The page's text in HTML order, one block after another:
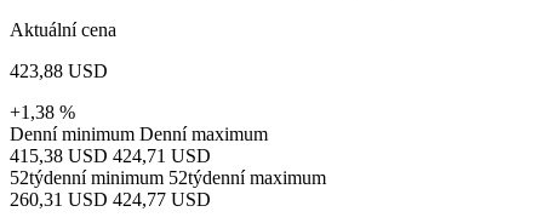
Aktuální cena
423,88 USD
+1,38 %
Denní minimum Denní maximum
415,38 USD 424,71 USD
52týdenní minimum 52týdenní maximum
260,31 USD 424,77 USD